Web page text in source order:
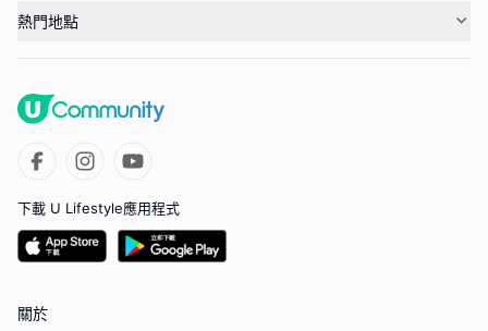
熱門地點
下載 U Lifestyle應用程式
關於